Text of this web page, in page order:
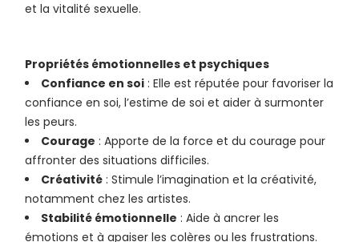
et la vitalité sexuelle.
Propriétés émotionnelles et psychiques
Confiance en soi : Elle est réputée pour favoriser la
confiance en soi, l’estime de soi et aider à surmonter
les peurs.
Courage : Apporte de la force et du courage pour
affronter des situations difficiles.
Créativité : Stimule l’imagination et la créativité,
notamment chez les artistes.
Stabilité émotionnelle : Aide à ancrer les
émotions et à apaiser les colères ou les frustrations.